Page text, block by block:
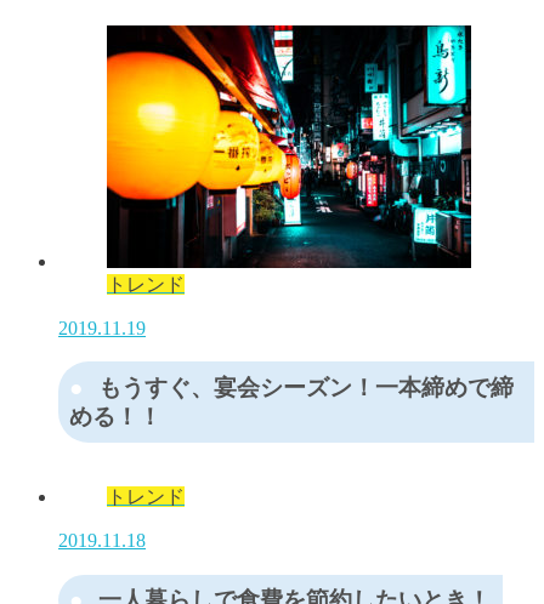
トレンド
2019.11.19
もうすぐ、宴会シーズン！一本締めで締
める！！
トレンド
2019.11.18